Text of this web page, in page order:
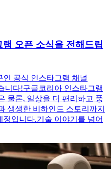
오픈 소식을 전해드립
공식 인스타그램 채널
니다!구글코리아 인스타그램
물론, 일상을 더 편리하고 풍
생생한 비하인드 스토리까지
입니다.기술 이야기를 넘어